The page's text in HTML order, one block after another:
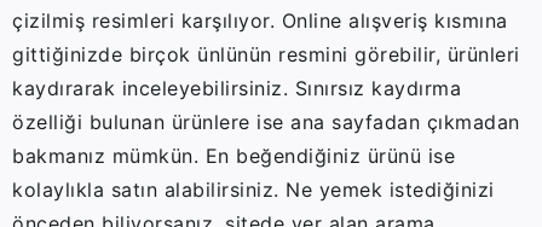
çizilmiş resimleri karşılıyor. Online alışveriş kısmına
gittiğinizde birçok ünlünün resmini görebilir, ürünleri
kaydırarak inceleyebilirsiniz. Sınırsız kaydırma
özelliği bulunan ürünlere ise ana sayfadan çıkmadan
bakmanız mümkün. En beğendiğiniz ürünü ise
kolaylıkla satın alabilirsiniz. Ne yemek istediğinizi